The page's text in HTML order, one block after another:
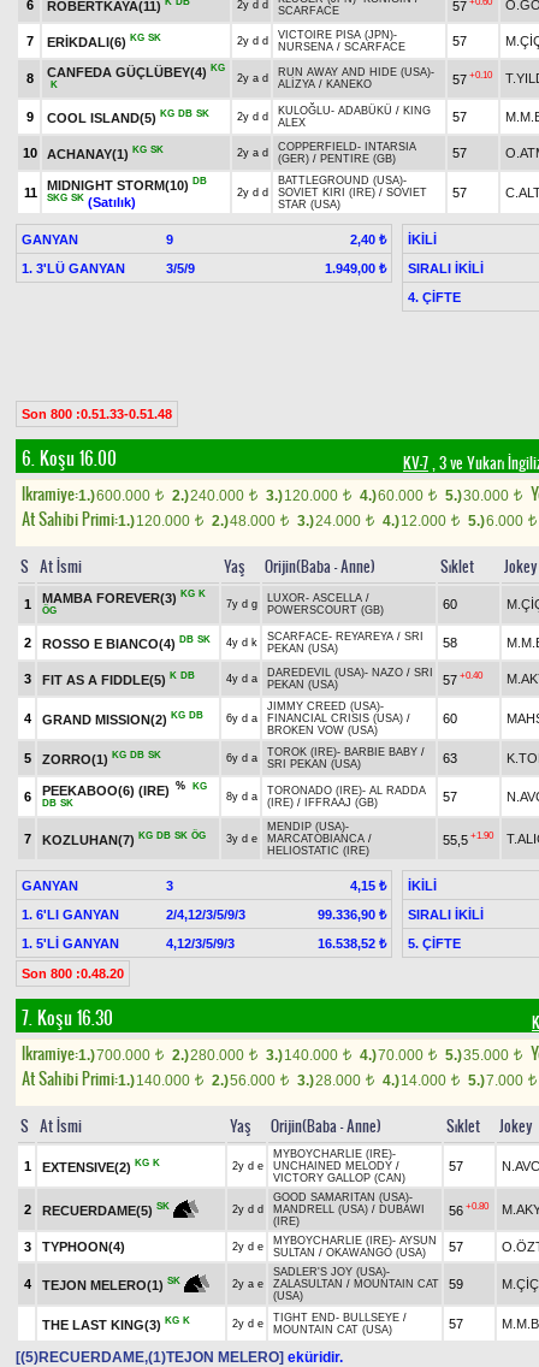
6 ROBERTKAYA(11) 2y d d
SCARFACE
57
7 ERİKDALI(6) KG SK 2y d d VICTOIRE PISA (JPN)-
NURSENA / SCARFACE 57
8 CANFEDA GÜÇLÜBEY(4) KG
K
2y a d RUN AWAY AND HIDE (USA)-
ALİZYA / KANEKO 57 +0.10
9 COOL ISLAND(5) KG DB SK 2y d d KULOĞLU- ADABÜKÜ / KING
ALEX
57
10 ACHANAY(1) KG SK 2y a d COPPERFIELD-
INTARSIA
(GER) / PENTIRE (GB) 57
11
MIDNIGHT STORM(10) DB
SKG SK (Satılık)
2y d d
BATTLEGROUND (USA)-
SOVIET KIRI (IRE) / SOVIET
STAR (USA)
57
GANYAN 9
2,40 ₺
1. 3'LÜ GANYAN
3/5/9 1.949,00 ₺
İKİLİ
SIRALI İKİLİ
4. ÇİFTE
Son 800 :0.51.33-0.51.48
6. Koşu 16.00 KV-7, 3 ve Yukarı
Ikramiye:1.)600.000 t 2.)240.000 t 3.)120.000 t 4.)60.000 t 5.)30.000 t
At Sahibi Primi:1.)120.000 t 2.)48.000 t 3.)24.000 t 4.)12.000 t 5.)6.000 t
S At İsmi Yaş Orijin(Baba - Anne) Sıklet Jokey
1 MAMBA FOREVER(3) KG K
ÖG
7y d g LUXOR- ASCELLA /
POWERSCOURT (GB)
60
2 ROSSO E BIANCO(4) DB SK 4y d k SCARFACE- REYAREYA / SRI
PEKAN (USA)
58
3 FIT AS A FIDDLE(5) K DB 4y d a DAREDEVIL (USA)- NAZO / SRI
PEKAN (USA)
57 +0.40
4 GRAND MISSION(2) KG DB 6y d a
JIMMY CREED (USA)-
FINANCIAL CRISIS (USA) /
BROKEN VOW (USA)
60
5 ZORRO(1) KG DB SK 6y d a TOROK (IRE)- BARBIE BABY /
SRI PEKAN (USA)
63
6 PEEKABOO(6) (IRE) %
KG
DB SK
8y d a TORONADO (IRE)- AL RADDA
(IRE) / IFFRAAJ (GB) 57
7 KOZLUHAN(7) KG DB SK ÖG 3y d e
MENDIP (USA)-
MARCATOBIANCA /
HELIOSTATIC (IRE)
55,5 +1.90
GANYAN 3
4,15 ₺
1. 6'LI GANYAN
2/4,12/3/5/9/3
99.336,90 ₺
1. 5'Lİ GANYAN
4,12/3/5/9/3 16.538,52 ₺
İKİLİ
SIRALI İKİLİ
5. ÇİFTE
Son 800 :0.48.20
7. Koşu 16.30
Ikramiye:1.)700.000 t 2.)280.000 t 3.)140.000 t 4.)70.000 t 5.)35.000 t
At Sahibi Primi:1.)140.000 t 2.)56.000 t 3.)28.000 t 4.)14.000 t 5.)7.000 t
S At İsmi Yaş Orijin(Baba - Anne) Sıklet Jokey
1 EXTENSIVE(2) KG K 2y d e
MYBOYCHARLIE (IRE)-
UNCHAINED MELODY /
VICTORY GALLOP (CAN)
57
2 RECUERDAME(5) SK 2y d d
GOOD SAMARITAN (USA)-
MANDRELL (USA) / DUBAWI
(IRE)
56 +0.80
3 TYPHOON(4) 2y d e MYBOYCHARLIE (IRE)- AYSUN
SULTAN / OKAWANGO (USA) 57
4 TEJON MELERO(1) SK 2y a e
SADLER'S JOY (USA)-
ZALASULTAN / MOUNTAIN CAT
(USA)
59
THE LAST KING(3) KG K 2y d e TIGHT END- BULLSEYE /
MOUNTAIN CAT (USA)
57
[(5)RECUERDAME,(1)TEJON MELERO] eküridir.